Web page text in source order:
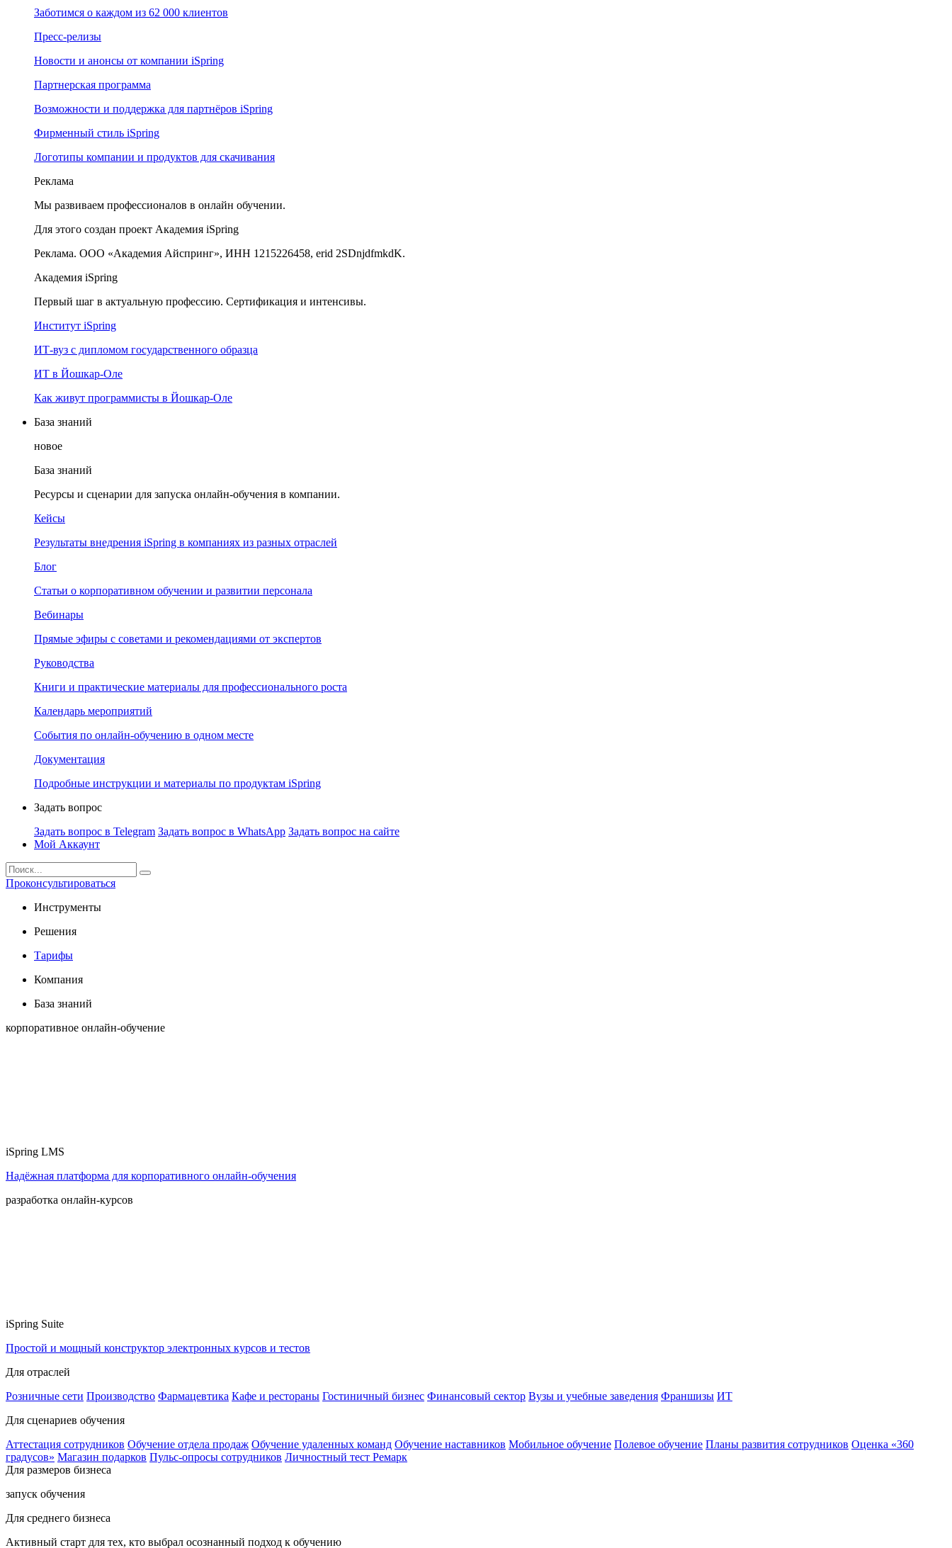
Заботимся о каждом из 62 000 клиентов
Пресс-релизы
Новости и анонсы от компании iSpring
Партнерская программа
Возможности и поддержка для партнёров iSpring
Фирменный стиль iSpring
Логотипы компании и продуктов для скачивания
Реклама
Мы развиваем профессионалов в онлайн обучении.
Для этого создан проект Академия iSpring
Реклама. ООО «Академия Айспринг», ИНН 1215226458, erid 2SDnjdfmkdK.
Академия iSpring
Первый шаг в актуальную профессию. Сертификация и интенсивы.
Институт iSpring
ИТ-вуз с дипломом государственного образца
ИТ в Йошкар-Оле
Как живут программисты в Йошкар‑Оле
База знаний
новое
База знаний
Ресурсы и сценарии для запуска онлайн-обучения в компании.
Кейсы
Результаты внедрения iSpring в компаниях из разных отраслей
Блог
Статьи о корпоративном обучении и развитии персонала
Вебинары
Прямые эфиры с советами и рекомендациями от экспертов
Руководства
Книги и практические материалы для профессионального роста
Календарь мероприятий
События по онлайн-обучению в одном месте
Документация
Подробные инструкции и материалы по продуктам iSpring
Задать вопрос
Задать вопрос в Telegram Задать вопрос в WhatsApp Задать вопрос на сайте
Мой Аккаунт
Проконсультироваться
Инструменты
Решения
Тарифы
Компания
База знаний
корпоративное онлайн-обучение
iSpring LMS
Надёжная платформа для корпоративного онлайн‑обучения
разработка онлайн-курсов
iSpring Suite
Простой и мощный конструктор электронных курсов и тестов
Для отраслей
Розничные сети Производство Фармацевтика Кафе и рестораны Гостиничный бизнес Финансовый сектор Вузы и учебные заведения Франшизы ИТ
Для сценариев обучения
Аттестация сотрудников Обучение отдела продаж Обучение удаленных команд Обучение наставников Мобильное обучение Полевое обучение Планы развития сотрудников Оценка «360
градусов» Магазин подарков Пульс-опросы сотрудников Личностный тест Ремарк
Для размеров бизнеса
запуск обучения
Для среднего бизнеса
Активный старт для тех, кто выбрал осознанный подход к обучению